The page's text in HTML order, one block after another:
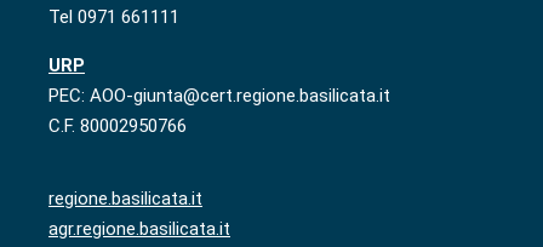
Tel 0971 661111
URP
PEC: AOO-giunta@cert.regione.basilicata.it
C.F. 80002950766
regione.basilicata.it
agr.regione.basilicata.it